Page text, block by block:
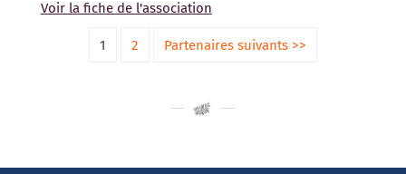
Voir la fiche de l'association
1 2 Partenaires suivants >>